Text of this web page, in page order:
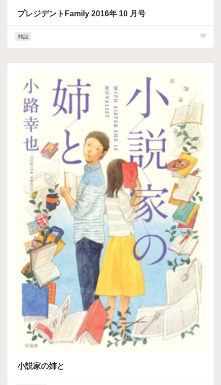
プレジデントFamily 2016年 10 月号
雑誌
小説家の姉と